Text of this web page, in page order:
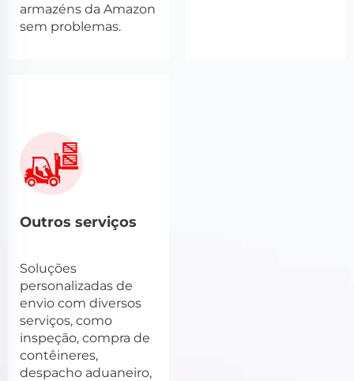
armazéns da Amazon
sem problemas.
Outros serviços
Soluções
personalizadas de
envio com diversos
serviços, como
inspeção, compra de
contêineres,
despacho aduaneiro,